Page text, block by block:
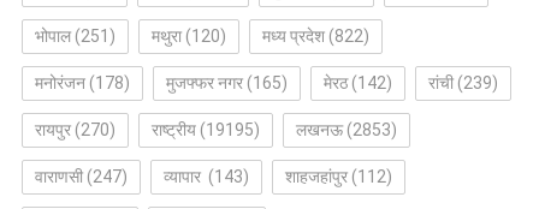
भोपाल(251) मथुरा(120) मध्य प्रदेश(822)
मनोरंजन(178) मुजफ्फर नगर(165) मेरठ(142) रांची(239)
रायपुर(270) राष्ट्रीय(19195) लखनऊ(2853)
वाराणसी(247) व्यापार (143) शाहजहांपुर(112)